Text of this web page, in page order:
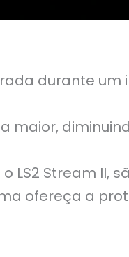
durante um
maior,
LS2 Stream II,
ofereça a